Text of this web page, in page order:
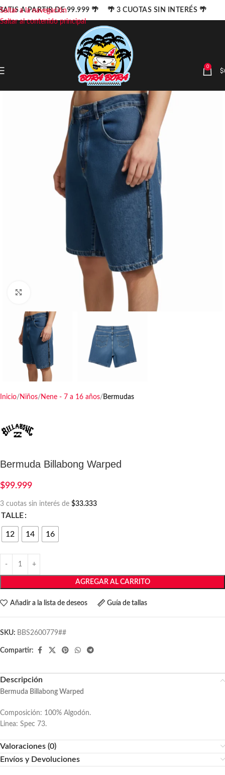
Saltar a la navegación
Saltar al contenido principal
0 $
Haga clic para ampliar
Inicio Niños Nene - 7 a 16 años Bermudas
Bermuda Billabong Warped
$99.999
3 cuotas sin interés de $33.333
TALLE
12 14 16
AGREGAR AL CARRITO
Añadir a la lista de deseos Guía de tallas
SKU: BBS2600779##
Compartir:
Descripción
Bermuda Billabong Warped
Composición: 100% Algodón.
Linea: Spec 73.
Valoraciones (0)
Envíos y Devoluciones
A PARTIR DE 99.999 🌴 🌴 3 CUOTAS SIN INTERÉS 🌴